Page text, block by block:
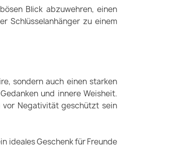
Blick abzuwehren, einen
Schlüsselanhänger zu einem
sondern auch einen starken
und innere Weisheit.
vor Negativität geschützt sein
ideales Geschenk für Freunde